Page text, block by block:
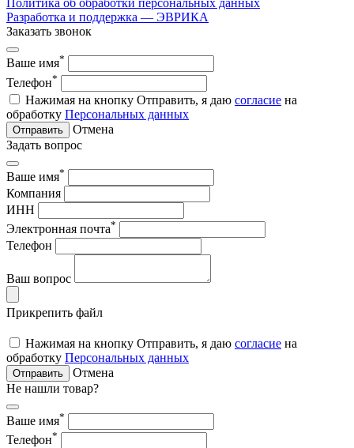
Политика об обработки персональных данных
Разработка и поддержка — ЭВРИКА
Заказать звонок
Ваше имя*
Телефон*
Нажимая на кнопку Отправить, я даю согласие на
обработку Персональных данных
Отправить
Отмена
Задать вопрос
Ваше имя*
Компания
ИНН
Электронная почта*
Телефон
Ваш вопрос
Прикрепить файл
Нажимая на кнопку Отправить, я даю согласие на
обработку Персональных данных
Отправить
Отмена
Не нашли товар?
Ваше имя*
Телефон*